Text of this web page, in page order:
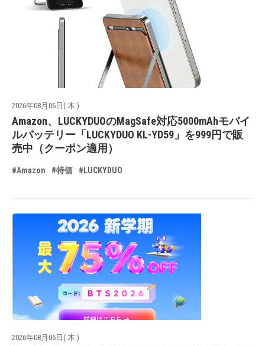
2026年08月06日( 木 )
Amazon、LUCKYDUOのMagSafe対応5000mAhモバイ
ルバッテリー「LUCKYDUO KL-YD59」を999円で販
売中（クーポン適用）
#Amazon #特価 #LUCKYDUO
2026年08月06日( 木 )